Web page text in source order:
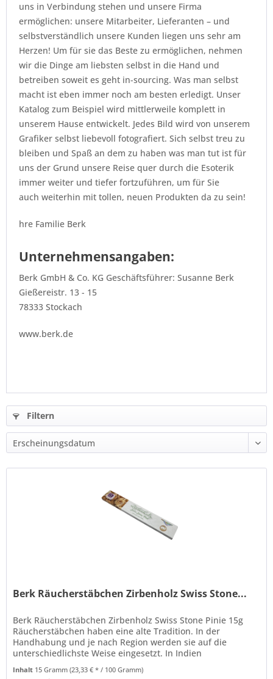
uns in Verbindung stehen und unsere Firma
ermöglichen: unsere Mitarbeiter, Lieferanten – und
selbstverständlich unsere Kunden liegen uns sehr am
Herzen! Um für sie das Beste zu ermöglichen, nehmen
wir die Dinge am liebsten selbst in die Hand und
betreiben soweit es geht in-sourcing. Was man selbst
macht ist eben immer noch am besten erledigt. Unser
Katalog zum Beispiel wird mittlerweile komplett in
unserem Hause entwickelt. Jedes Bild wird von unserem
Grafiker selbst liebevoll fotografiert. Sich selbst treu zu
bleiben und Spaß an dem zu haben was man tut ist für
uns der Grund unsere Reise quer durch die Esoterik
immer weiter und tiefer fortzuführen, um für Sie
auch weiterhin mit tollen, neuen Produkten da zu sein!
hre Familie Berk
Unternehmensangaben:
Berk GmbH & Co. KG Geschäftsführer: Susanne Berk
Gießereistr. 13 - 15
78333 Stockach
www.berk.de
Filtern
Berk Räucherstäbchen Zirbenholz Swiss Stone...
Berk Räucherstäbchen Zirbenholz Swiss Stone Pinie 15g
Räucherstäbchen haben eine alte Tradition. In der
Handhabung und je nach Region werden sie auf die
unterschiedlichste Weise eingesetzt. In Indien
Inhalt 15 Gramm(23,33 € * / 100 Gramm)